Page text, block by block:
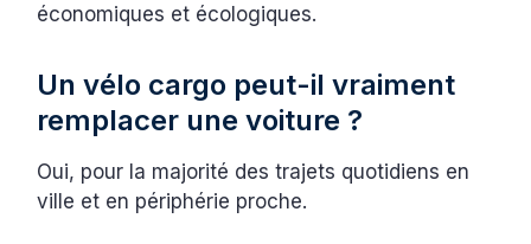
économiques et écologiques.
Un vélo cargo peut-il vraiment
remplacer une voiture ?
Oui, pour la majorité des trajets quotidiens en
ville et en périphérie proche.